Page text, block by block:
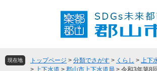
頭
飛現在地 トップページ > 分類でさがす > くらし > 上下